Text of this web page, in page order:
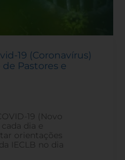
19 (Coronavírus)
Pastores e
19 (Novo
dia e
orientações
IECLB no dia